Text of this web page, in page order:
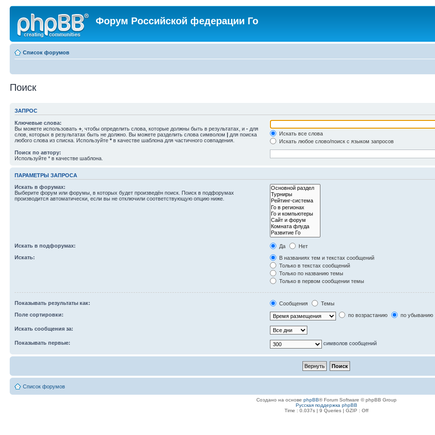
Форум Российской федерации Го
Список форумов
Поиск
ЗАПРОС
Ключевые слова:
Вы можете использовать + , чтобы определить слова, которые должны быть в результатах, и - для
слов, которых в результатах быть не должно. Вы можете разделить слова символом | для поиска
любого слова из списка. Используйте * в качестве шаблона для частичного совпадения.
Искать все слова
Искать любое слово/поиск с языком запросов
Поиск по автору:
Используйте * в качестве шаблона.
ПАРАМЕТРЫ ЗАПРОСА
Искать в форумах:
Выберите форум или форумы, в которых будет произведён поиск. Поиск в подфорумах
производится автоматически, если вы не отключили соответствующую опцию ниже.
Искать в подфорумах: Да
Нет
Искать:
В названиях тем и текстах сообщений
Только в текстах сообщений
Только по названию темы
Только в первом сообщении темы
Показывать результаты как: Сообщения
Темы
Поле сортировки:
по возрастанию по убыванию
Искать сообщения за:
Показывать первые: символов сообщений
Список форумов
Создано на основе phpBB® Forum Software © phpBB Group
Русская поддержка phpBB
Time : 0.037s | 9 Queries | GZIP : Off